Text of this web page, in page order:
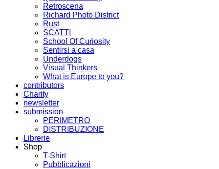
Retroscena
Richard Photo District
Rust
SCATTI
School Of Curiosity
Sentirsi a casa
Underdogs
Visual Thinkers
What is Europe to you?
contributors
Charity
newsletter
submission
PERIMETRO
DISTRIBUZIONE
Librerie
Shop
T-Shirt
Pubblicazioni